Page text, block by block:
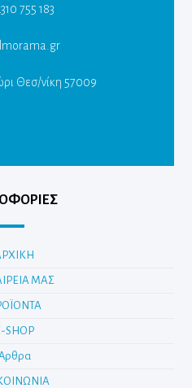
755 183
Θεσ/νίκη 57009
ΜΑΣ
SHOP